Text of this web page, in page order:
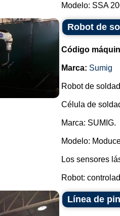
Modelo: SSA
Robot de
Código
Marca: Sumig
Robot de
Célula de
Marca: SUMIG.
Modelo:
Los sensores
Robot:
Línea de